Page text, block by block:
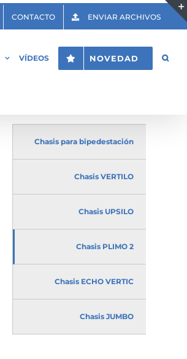
CONTACTO ENVIAR ARCHIVOS
VÍDEOS NOVEDAD
Chasis para bipedestación
Chasis VERTILO
Chasis UPSILO
Chasis PLIMO 2
Chasis ECHO VERTIC
Chasis JUMBO